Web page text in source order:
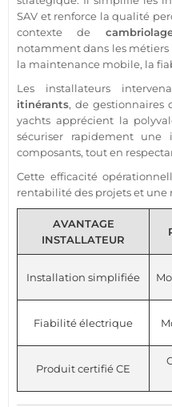
SAV et renforce la qualité
contexte de
notamment dans les
la maintenance mobile, la
Les installateurs
itinérants, de gestionnaires
yachts apprécient la
sécuriser rapidement une
composants, tout en
Cette efficacité
rentabilité des projets et une
AVANTAGE
INSTALLATEUR
Installation simplifiée
Fiabilité électrique
Produit certifié CE